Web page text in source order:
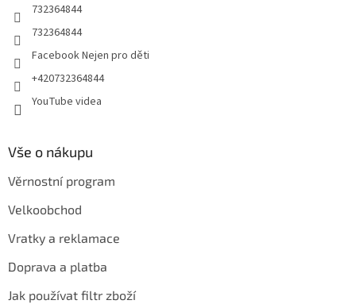
732364844
732364844
Facebook Nejen pro děti
+420732364844
YouTube videa
Vše o nákupu
Věrnostní program
Velkoobchod
Vratky a reklamace
Doprava a platba
Jak používat filtr zboží